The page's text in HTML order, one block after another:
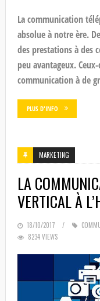
La communication
absolue à notre ère.
des prestations à des
peu avantageux.
communication à de
PLUS D'INFO
MARKETING
LA
VERTICAL À
POSTED
ON
18/10/2017
8234 VIEWS